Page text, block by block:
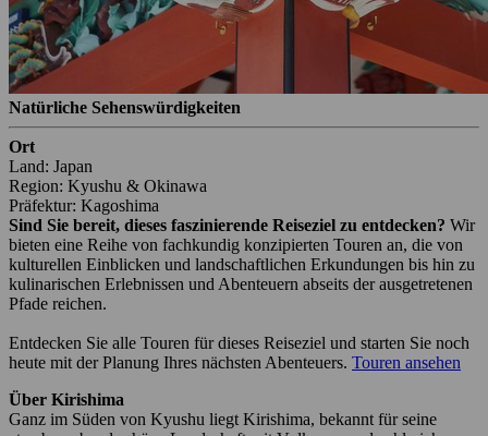
Natürliche Sehenswürdigkeiten
Ort
Land: Japan
Region: Kyushu & Okinawa
Präfektur: Kagoshima
Sind Sie bereit, dieses faszinierende Reiseziel zu entdecken? Wir
bieten eine Reihe von fachkundig konzipierten Touren an, die von
kulturellen Einblicken und landschaftlichen Erkundungen bis hin zu
kulinarischen Erlebnissen und Abenteuern abseits der ausgetretenen
Pfade reichen.
Entdecken Sie alle Touren für dieses Reiseziel und starten Sie noch
heute mit der Planung Ihres nächsten Abenteuers. Touren ansehen
Über Kirishima
Ganz im Süden von Kyushu liegt Kirishima, bekannt für seine